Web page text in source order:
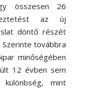
összesen 26
az új
döntő részét
Szerinte továbbra
minőségében
12 évben sem
mint